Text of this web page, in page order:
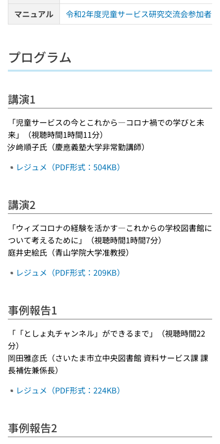
マニュアル
令和2年度児童サービス研究交流会参加者
プログラム
講演1
「児童サービスの今とこれから―コロナ禍での学びと未
来」（視聴時間1時間11分）
汐﨑順子氏（慶應義塾大学非常勤講師）
レジュメ（PDF形式：504KB）
講演2
「ウィズコロナの経験を活かす―これからの学校図書館に
ついて考えるために」（視聴時間1時間7分）
庭井史絵氏（青山学院大学准教授）
レジュメ（PDF形式：209KB）
事例報告1
「「としょ丸チャンネル」ができるまで」（視聴時間22
分）
岡田雅彦氏（さいたま市立中央図書館 資料サービス課 課
長補佐兼係長）
レジュメ（PDF形式：224KB）
事例報告2